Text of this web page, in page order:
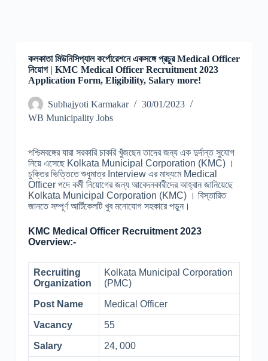
কলকাতা মিউনিসিপ্যাল ​​কর্পোরেশনে একসঙ্গে প্রচুর Medical Officer
নিয়োগ | KMC Medical Officer Recruitment 2023
Application Form, Eligibility, Salary more!
Subhajyoti Karmakar
30/01/2023
WB Municipality Jobs
পশ্চিমবঙ্গের যারা সরকারি চাকরি খুঁজছেন তাদের জন্য এক দুর্দান্ত সুযোগ
নিয়ে এসেছে Kolkata Municipal Corporation (KMC) ।
চুক্তির ভিত্তিতে শুধুমাত্র Interview এর মাধ্যমে Medical
Officer পদে কর্মী নিয়োগের জন্য আবেদনকারীদের আহ্বান জানিয়েছে
Kolkata Municipal Corporation (KMC) । বিস্তারিত
জানতে সম্পূর্ণ আর্টিকেলটি খুব মনোযোগ সহকারে পড়ুন।
KMC Medical Officer Recruitment 2023
Overview:-
Recruiting
Organization
Kolkata Municipal Corporation
(PMC)
Post Name Medical Officer
Vacancy 55
Salary 24, 000